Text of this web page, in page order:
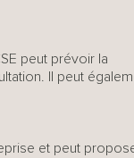
peut prévoir la
Il peut
et peut